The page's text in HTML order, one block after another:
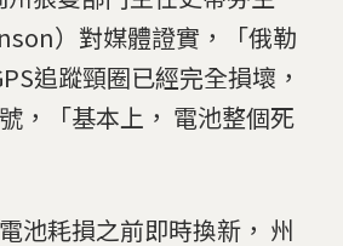
）對媒體證實，「俄勒
追蹤頸圈已經完全損壞，
，「基本上， 電池整個死
池耗損之前即時換新， 州